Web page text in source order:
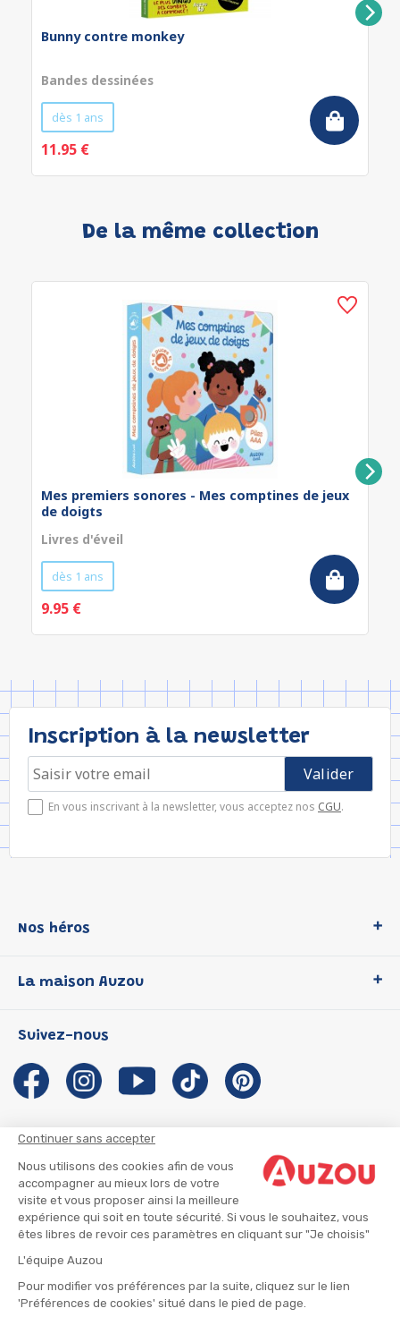
Continuer sans accepter
Nous utilisons des cookies afin de vous
accompagner au mieux lors de votre
visite et vous proposer ainsi la meilleure
expérience qui soit en toute sécurité. Si vous le souhaitez, vous
êtes libres de revoir ces paramètres en cliquant sur "Je choisis"
L'équipe Auzou
Pour modifier vos préférences par la suite, cliquez sur le lien
'Préférences de cookies' situé dans le pied de page.
Bunny contre monkey
Bandes dessinées
dès 1 ans
11.95 €
De la même collection
Mes premiers sonores - Mes comptines de jeux
de doigts
Livres d'éveil
dès 1 ans
9.95 €
Inscription à la newsletter
En vous inscrivant à la newsletter, vous acceptez nos CGU.
Nos héros
P'tit Loup
Les Influenceuses
Migali
Petite Taupe
La maison Auzou
Notre histoire
Auzou s'engage
Auteurs et illustrateurs Auzou
Suivre mon colis
Infos consommateur
Suivez-nous
CGU
CGV
Mentions légales